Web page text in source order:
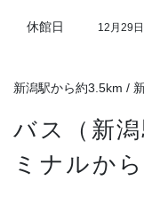
休館日 12月29
新潟駅から約3.5km /
バス（新
ミナルから